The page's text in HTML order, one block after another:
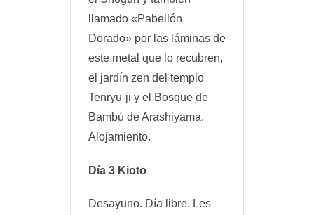
llamado «Pabellón
Dorado» por las láminas de
este metal que lo recubren,
el jardín zen del templo
Tenryu-ji y el Bosque de
Bambú de Arashiyama.
Alojamiento.
Día 3 Kioto
Desayuno. Día libre. Les